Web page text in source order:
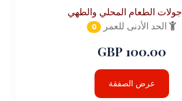
جولات الطعام المحلي والطهي
الحد الأدنى للعمر
0
100.00 GBP
عرض الصفقة